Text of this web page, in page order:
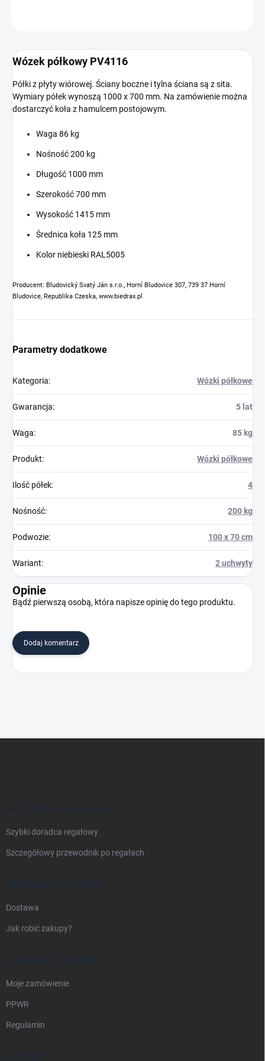
Wózek półkowy PV4116
Półki z płyty wiórowej. Ściany boczne i tylna ściana są z sita.
Wymiary półek wynoszą 1000 x 700 mm. Na zamówienie można
dostarczyć koła z hamulcem postojowym.
Waga 86 kg
Nośność 200 kg
Długość 1000 mm
Szerokość 700 mm
Wysokość 1415 mm
Średnica koła 125 mm
Kolor niebieski RAL5005
Producent: Bludovický Svatý Ján s.r.o., Horní Bludovice 307, 739 37 Horní
Bludovice, Republika Czeska, www.biedrax.pl
Parametry dodatkowe
Kategoria: Wózki półkowe
Gwarancja: 5 lat
Waga: 85 kg
Produkt: Wózki półkowe
Ilość półek: 4
Nośność: 200 kg
Podwozie: 100 x 70 cm
Wariant: 2 uchwyty
Opinie
Bądź pierwszą osobą, która napisze opinię do tego produktu.
Dodaj komentarz
WSZYSTKO O REGAŁACH
Szybki doradca regałowy
Szczegółowy przewodnik po regałach
DOSTAWA I PŁATNOŚĆ
Dostawa
Jak robić zakupy?
INFORMACJE PRAWNE
Moje zamówienie
PPWR
Regulamin
KONTAKT